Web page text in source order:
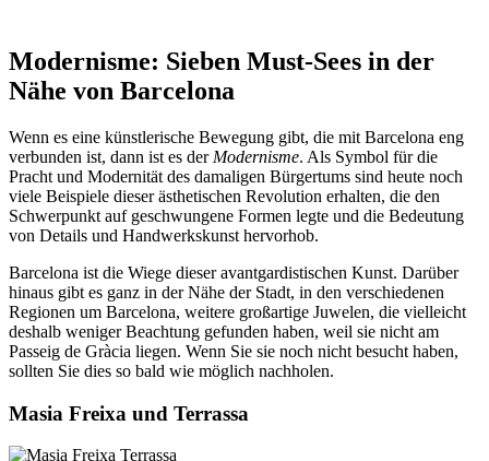
Modernisme: Sieben Must-Sees in der
Nähe von Barcelona
Wenn es eine künstlerische Bewegung gibt, die mit Barcelona eng
verbunden ist, dann ist es der Modernisme. Als Symbol für die
Pracht und Modernität des damaligen Bürgertums sind heute noch
viele Beispiele dieser ästhetischen Revolution erhalten, die den
Schwerpunkt auf geschwungene Formen legte und die Bedeutung
von Details und Handwerkskunst hervorhob.
Barcelona ist die Wiege dieser avantgardistischen Kunst. Darüber
hinaus gibt es ganz in der Nähe der Stadt, in den verschiedenen
Regionen um Barcelona, weitere großartige Juwelen, die vielleicht
deshalb weniger Beachtung gefunden haben, weil sie nicht am
Passeig de Gràcia liegen. Wenn Sie sie noch nicht besucht haben,
sollten Sie dies so bald wie möglich nachholen.
Masia Freixa und Terrassa